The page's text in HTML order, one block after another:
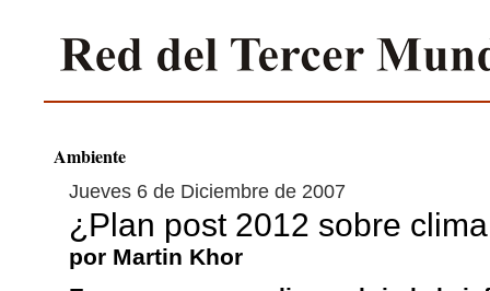
Ambiente
Jueves 6 de Diciembre de 2007
¿Plan post 2012 sobre
por Martin Khor